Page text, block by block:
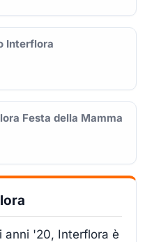
Interflora
Festa della Mamma
anni '20, Interflora è